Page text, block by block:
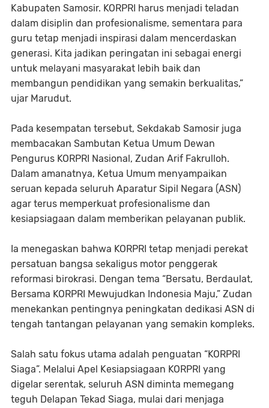
Kabupaten Samosir. KORPRI harus menjadi teladan
dalam disiplin dan profesionalisme, sementara para
guru tetap menjadi inspirasi dalam mencerdaskan
generasi. Kita jadikan peringatan ini sebagai energi
untuk melayani masyarakat lebih baik dan
membangun pendidikan yang semakin berkualitas,”
ujar Marudut.
Pada kesempatan tersebut, Sekdakab Samosir juga
membacakan Sambutan Ketua Umum Dewan
Pengurus KORPRI Nasional, Zudan Arif Fakrulloh.
Dalam amanatnya, Ketua Umum menyampaikan
seruan kepada seluruh Aparatur Sipil Negara (ASN)
agar terus memperkuat profesionalisme dan
kesiapsiagaan dalam memberikan pelayanan publik.
Ia menegaskan bahwa KORPRI tetap menjadi perekat
persatuan bangsa sekaligus motor penggerak
reformasi birokrasi. Dengan tema “Bersatu, Berdaulat,
Bersama KORPRI Mewujudkan Indonesia Maju,” Zudan
menekankan pentingnya peningkatan dedikasi ASN di
tengah tantangan pelayanan yang semakin kompleks.
Salah satu fokus utama adalah penguatan “KORPRI
Siaga”. Melalui Apel Kesiapsiagaan KORPRI yang
digelar serentak, seluruh ASN diminta memegang
teguh Delapan Tekad Siaga, mulai dari menjaga